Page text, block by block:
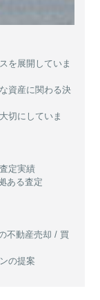
を展開していま
資産に関わる決
切にしていま
定実績
ある査定
不動産売却 / 買
の提案